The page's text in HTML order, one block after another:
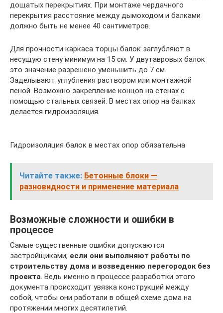
дощатых перекрытиях. При монтаже чердачного
перекрытия расстояние между дымоходом и балками
должно быть не менее 40 сантиметров.
Для прочности каркаса торцы балок заглубляют в
несущую стену минимум на 15 см. У двутавровых балок
это значение разрешено уменьшить до 7 см.
Заделывают углубления раствором или монтажной
пеной. Возможно закрепление концов на стенах с
помощью стальных связей. В местах опор на балках
делается гидроизоляция.
Гидроизоляция балок в местах опор обязательна
Читайте также: Бетонные блоки —
разновидности и применение материала
Возможные сложности и ошибки в
процессе
Самые существенные ошибки допускаются
застройщиками, если они выполняют работы по
строительству дома и возведению перегородок без
проекта. Ведь именно в процессе разработки этого
документа происходит увязка конструкций между
собой, чтобы они работали в общей схеме дома на
протяжении многих десятилетий.